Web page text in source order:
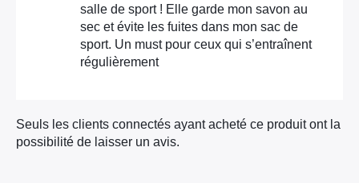
salle de sport ! Elle garde mon savon au
sec et évite les fuites dans mon sac de
sport. Un must pour ceux qui s’entraînent
régulièrement
Seuls les clients connectés ayant acheté ce produit ont la
possibilité de laisser un avis.